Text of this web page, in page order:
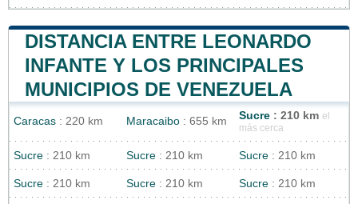
DISTANCIA ENTRE LEONARDO
INFANTE Y LOS PRINCIPALES
MUNICIPIOS DE VENEZUELA
Caracas : 220 km Maracaibo : 655 km Sucre : 210 km el
más cerca
Sucre : 210 km Sucre : 210 km Sucre : 210 km
Sucre : 210 km Sucre : 210 km Sucre : 210 km